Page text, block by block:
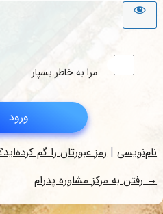
مرا به خاطر بسپار
نام‌نویسی| رمز عبورتان را گم کرده‌اید؟
→ رفتن به مرکز مشاوره پدرام